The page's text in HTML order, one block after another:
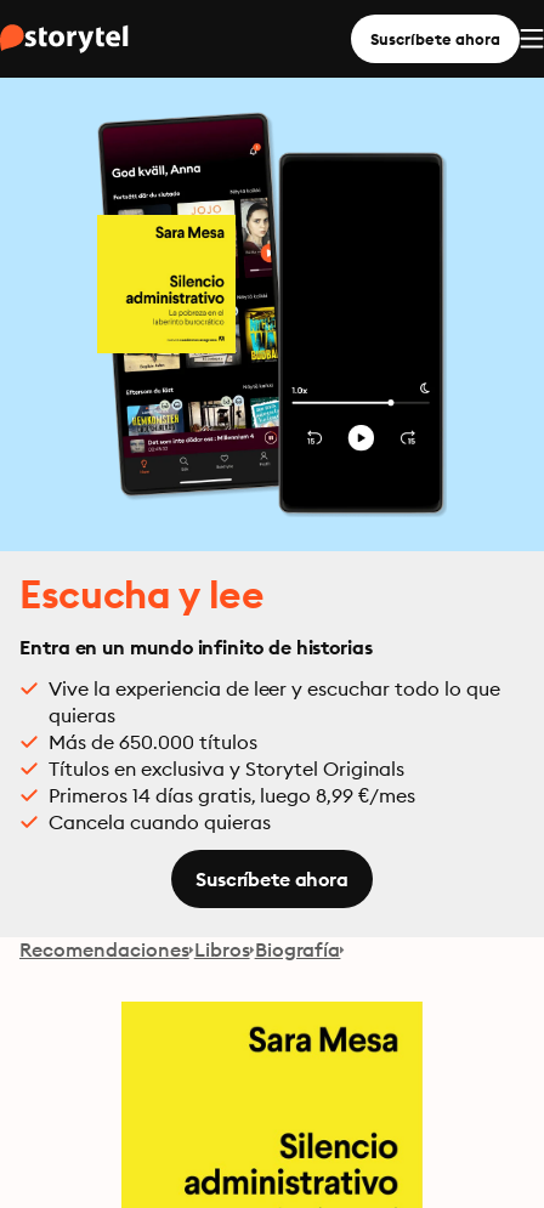
Suscríbete ahora
Escucha y lee
Entra en un mundo infinito de historias
Vive la experiencia de leer y escuchar todo lo que
quieras
Más de 650.000 títulos
Títulos en exclusiva y Storytel Originals
Primeros 14 días gratis, luego 8,99 €/mes
Cancela cuando quieras
Suscríbete ahora
Recomendaciones Libros Biografía